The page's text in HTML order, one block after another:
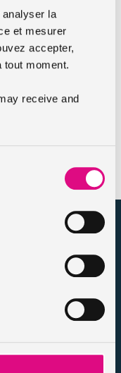
la
et mesurer
accepter,
tout moment.
receive and
mobiles, il
contrat ainsi que
assurance
l’assurance de vos
courtier grossiste